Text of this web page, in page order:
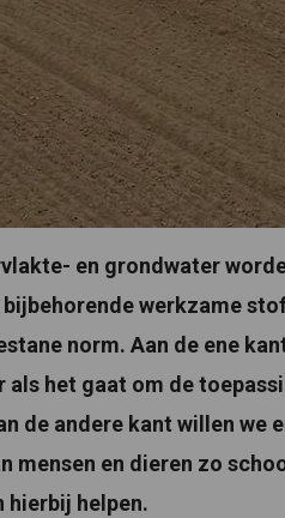
en grondwater
werkzame
norm. Aan de ene
het gaat om de
de andere kant willen we
mensen en dieren zo
hierbij helpen.